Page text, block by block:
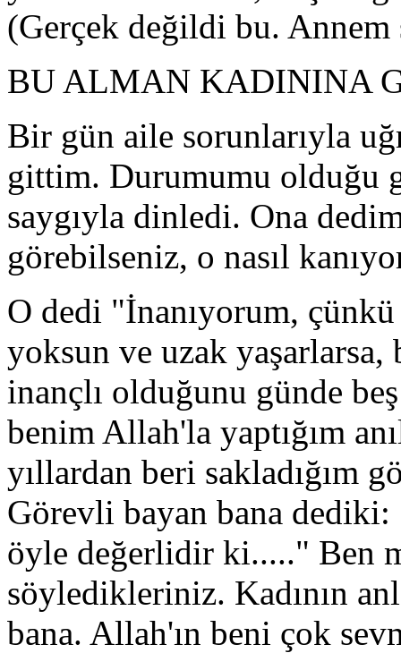
(Gerçek değildi bu. Annem
BU ALMAN KADININA
Bir gün aile sorunlarıyla
gittim. Durumumu olduğu
saygıyla dinledi. Ona
görebilseniz, o nasıl
O dedi "İnanıyorum,
yoksun ve uzak
inançlı olduğunu günde
benim Allah'la yaptığım
yıllardan beri sakladığım
Görevli bayan bana dediki:
öyle değerlidir ki....." Ben
söyledikleriniz. Kadının
bana. Allah'ın beni çok